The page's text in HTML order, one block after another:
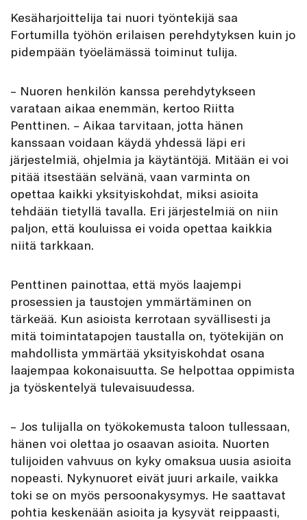
Kesäharjoittelija tai nuori työntekijä saa
Fortumilla työhön erilaisen perehdytyksen kuin jo
pidempään työelämässä toiminut tulija.
– Nuoren henkilön kanssa perehdytykseen
varataan aikaa enemmän, kertoo Riitta
Penttinen. – Aikaa tarvitaan, jotta hänen
kanssaan voidaan käydä yhdessä läpi eri
järjestelmiä, ohjelmia ja käytäntöjä. Mitään ei voi
pitää itsestään selvänä, vaan varminta on
opettaa kaikki yksityiskohdat, miksi asioita
tehdään tietyllä tavalla. Eri järjestelmiä on niin
paljon, että kouluissa ei voida opettaa kaikkia
niitä tarkkaan.
Penttinen painottaa, että myös laajempi
prosessien ja taustojen ymmärtäminen on
tärkeää. Kun asioista kerrotaan syvällisesti ja
mitä toimintatapojen taustalla on, työtekijän on
mahdollista ymmärtää yksityiskohdat osana
laajempaa kokonaisuutta. Se helpottaa oppimista
ja työskentelyä tulevaisuudessa.
– Jos tulijalla on työkokemusta taloon tullessaan,
hänen voi olettaa jo osaavan asioita. Nuorten
tulijoiden vahvuus on kyky omaksua uusia asioita
nopeasti. Nykynuoret eivät juuri arkaile, vaikka
toki se on myös persoonakysymys. He saattavat
pohtia keskenään asioita ja kysyvät reippaasti,